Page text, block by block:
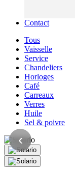
Contact
Tous
Vaisselle
Service
Chandeliers
Horloges
Café
Carreaux
Verres
Huile
Sel & poivre
‹